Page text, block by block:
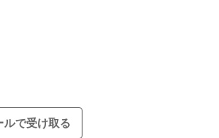
ルで受け取る